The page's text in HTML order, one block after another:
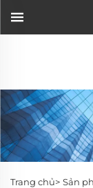
Trang chủ> Sản